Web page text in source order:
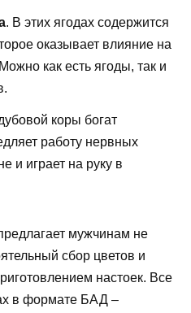
. В этих ягодах содержится
оказывает влияние на
как есть ягоды, так и
коры богат
работу нервных
и играет на руку в
мужчинам не
сбор цветов и
настоек. Все
в формате БАД –